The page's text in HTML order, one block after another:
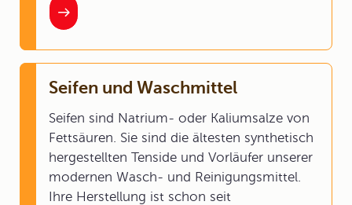
Seifen und Waschmittel
Seifen sind Natrium- oder Kaliumsalze von
Fettsäuren. Sie sind die ältesten synthetisch
hergestellten Tenside und Vorläufer unserer
modernen Wasch- und Reinigungsmittel.
Ihre Herstellung ist schon seit